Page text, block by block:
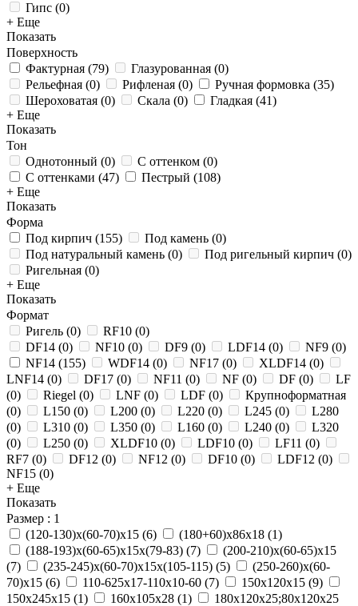
Гипс (0)
+ Еще
Показать
Поверхность
Фактурная (79) Глазурованная (0)
Рельефная (0) Рифленая (0) Ручная формовка (35)
Шероховатая (0) Скала (0) Гладкая (41)
+ Еще
Показать
Тон
Однотонный (0) С оттенком (0)
С оттенками (47) Пестрый (108)
+ Еще
Показать
Форма
Под кирпич (155) Под камень (0)
Под натуральный камень (0) Под ригельный кирпич (0)
Ригельная (0)
+ Еще
Показать
Формат
Ригель (0) RF10 (0)
DF14 (0) NF10 (0) DF9 (0) LDF14 (0) NF9 (0)
NF14 (155) WDF14 (0) NF17 (0) XLDF14 (0)
LNF14 (0) DF17 (0) NF11 (0) NF (0) DF (0)
LF
(0) Riegel (0) LNF (0) LDF (0)
Крупноформатная
(0) L150 (0) L200 (0) L220 (0) L245 (0)
L280
(0) L310 (0) L350 (0) L160 (0) L240 (0)
L320
(0) L250 (0) XLDF10 (0) LDF10 (0) LF11 (0)
RF7 (0) DF12 (0) NF12 (0) DF10 (0) LDF12 (0)
NF15 (0)
+ Еще
Показать
Размер : 1
(120-130)х(60-70)х15 (6) (180+60)х86х18 (1)
(188-193)х(60-65)х15х(79-83) (7)
(200-210)х(60-65)х15
(7) (235-245)х(60-70)х15х(105-115) (5)
(250-260)х(60-
70)х15 (6) 110-625x17-110x10-60 (7) 150x120x15 (9)
150x245x15 (1) 160x105x28 (1)
180х120х25;80х120х25